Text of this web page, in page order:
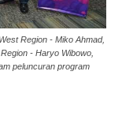
Region - Miko Ahmad,
- Haryo Wibowo,
peluncuran program